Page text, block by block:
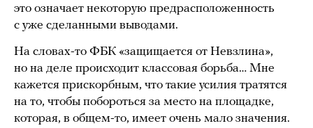
это означает некоторую предрасположенность
с уже сделанными выводами.
На словах-то ФБК «защищается от Невзлина»,
но на деле происходит классовая борьба… Мне
кажется прискорбным, что такие усилия тратятся
на то, чтобы побороться за место на площадке,
которая, в общем-то, имеет очень мало значения.